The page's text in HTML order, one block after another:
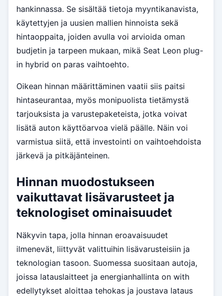
hankinnassa. Se sisältää tietoja myyntikanavista,
käytettyjen ja uusien mallien hinnoista sekä
hintaoppaita, joiden avulla voi arvioida oman
budjetin ja tarpeen mukaan, mikä Seat Leon plug-
in hybrid on paras vaihtoehto.
Oikean hinnan määrittäminen vaatii siis paitsi
hintaseurantaa, myös monipuolista tietämystä
tarjouksista ja varustepaketeista, jotka voivat
lisätä auton käyttöarvoa vielä päälle. Näin voi
varmistua siitä, että investointi on vaihtoehdoista
järkevä ja pitkäjänteinen.
Hinnan muodostukseen
vaikuttavat lisävarusteet ja
teknologiset ominaisuudet
Näkyvin tapa, jolla hinnan eroavaisuudet
ilmenevät, liittyvät valittuihin lisävarusteisiin ja
teknologian tasoon. Suomessa suositaan autoja,
joissa latauslaitteet ja energianhallinta on with
edellytykset aloittaa tehokas ja joustava lataus